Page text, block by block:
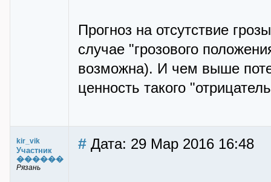
Прогноз на отсутствие
случае "грозового
возможна). И чем выше
ценность такого
kir_vik
Участник
������
Рязань
# Дата: 29 Мар 2016 16:48